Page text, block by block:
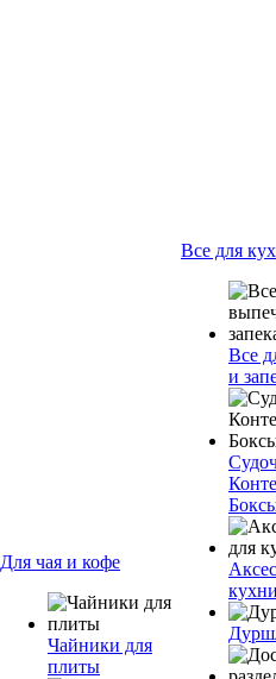
Для чая и кофе
Чайники для
плиты
Все для
Все
и